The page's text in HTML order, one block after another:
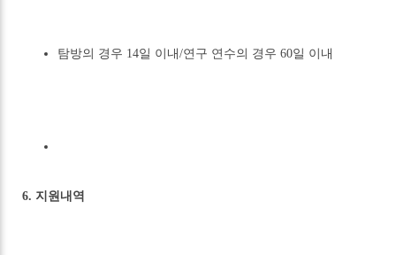
탐방의 경우 14일 이내/연구 연수의 경우 60일 이내
6. 지원내역